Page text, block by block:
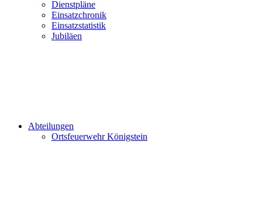
Dienstpläne
Einsatzchronik
Einsatzstatistik
Jubiläen
Abteilungen
Ortsfeuerwehr Königstein